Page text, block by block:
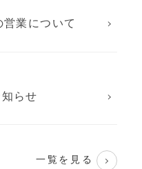
業について
らせ
一覧を見る